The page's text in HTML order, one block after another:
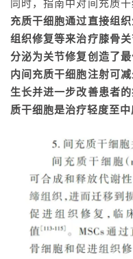
同时，指南中对间充质
充质干细胞通过直接组
组织修复等来治疗膝骨
分泌为关节修复创造了
内间充质干细胞注射可
生长并进一步改善患者
质干细胞是治疗轻度至